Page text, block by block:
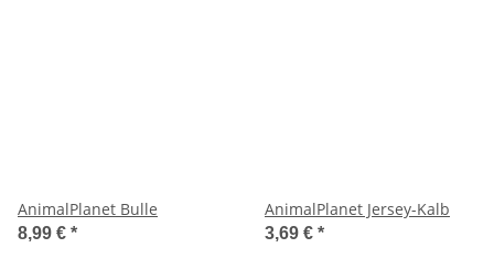
AnimalPlanet Bulle
8,99 € *
AnimalPlanet Jersey-Kalb
3,69 € *